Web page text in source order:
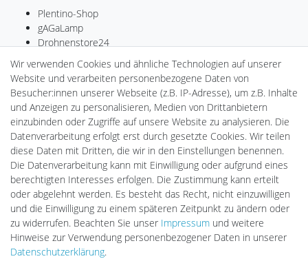
Plentino-Shop
gAGaLamp
Drohnenstore24
Batteriespeicher
PlentiSolar
Gebrauchtlicht
Ledkauf
DEYESOLAR
Lightech Connect
CardanLight Europe
FORTIMO LEDs
LED-RETROSHOP
Wallbox24
Impressum
Wir verwenden Cookies und ähnliche Technologien auf unserer
Website und verarbeiten personenbezogene Daten von
Besucher:innen unserer Webseite (z.B. IP-Adresse), um z.B. Inhalte
und Anzeigen zu personalisieren, Medien von Drittanbietern
einzubinden oder Zugriffe auf unsere Website zu analysieren. Die
Datenverarbeitung erfolgt erst durch gesetzte Cookies. Wir teilen
diese Daten mit Dritten, die wir in den Einstellungen benennen.
Die Datenverarbeitung kann mit Einwilligung oder aufgrund eines
berechtigten Interesses erfolgen. Die Zustimmung kann erteilt
oder abgelehnt werden. Es besteht das Recht, nicht einzuwilligen
und die Einwilligung zu einem späteren Zeitpunkt zu ändern oder
zu widerrufen. Beachten Sie unser Impressum und weitere
Hinweise zur Verwendung personenbezogener Daten in unserer
Daten­schutz­erklärung.